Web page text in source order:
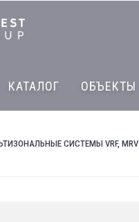
КАТАЛОГ ОБЪЕКТЫ
СИСТЕМЫ VRF, MRV